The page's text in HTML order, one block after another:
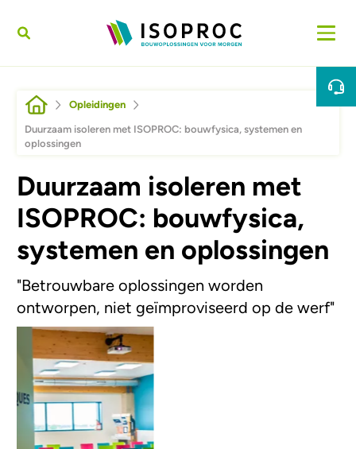
Kruimelpad
Opleidingen
Duurzaam isoleren met ISOPROC: bouwfysica, systemen en
oplossingen
Duurzaam isoleren met
ISOPROC: bouwfysica,
systemen en oplossingen
"Betrouwbare oplossingen worden
ontworpen, niet geïmproviseerd op de werf"